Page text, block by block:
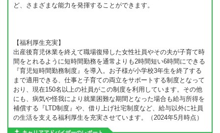
ど、さまざまな能力を発揮することができます。
【福利厚生充実】
出産後育児休業を終えて職場復帰した女性社員やその夫が子育て時
間をとれるように短時間勤務を通常よりも2時間短い6時間にできる
『育児短時間勤務制度』を導入。お子様が小学校3年生を終了する
まで適用できる、仕事と子育ての両立をサポートする制度となって
おり、現在150名以上の社員がこの制度を利用しています。その他
にも、病気や怪我により就業困難な期間となった場合も給与所得を
補償する『LTD制度』や、借り上げ社宅制度など、給与以外に社員
の生活を支える福利厚生を充実させています。（2024年5月時点）